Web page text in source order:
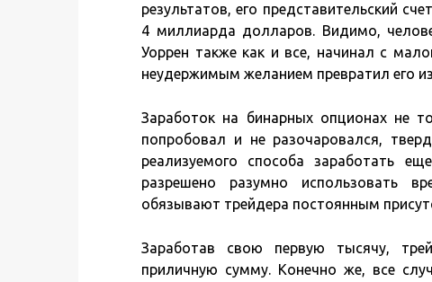
результатов, его представительский
4 миллиарда долларов. Видимо,
Уоррен также как и все, начинал с
неудержимым желанием превратил его
Заработок на бинарных опционах не
попробовал и не разочаровался,
реализуемого способа заработать
разрешено разумно использовать
обязывают трейдера постоянным
Заработав свою первую тысячу,
приличную сумму. Конечно же, все